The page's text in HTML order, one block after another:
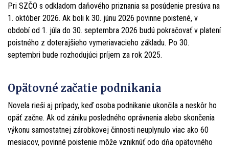
Pri SZČO s odkladom daňového priznania sa posúdenie presúva na
1. október 2026. Ak boli k 30. júnu 2026 povinne poistené, v
období od 1. júla do 30. septembra 2026 budú pokračovať v platení
poistného z doterajšieho vymeriavacieho základu. Po 30.
septembri bude rozhodujúci príjem za rok 2025.
Opätovné začatie podnikania
Novela rieši aj prípady, keď osoba podnikanie ukončila a neskôr ho
opäť začne. Ak od zániku posledného oprávnenia alebo skončenia
výkonu samostatnej zárobkovej činnosti neuplynulo viac ako 60
mesiacov, povinné poistenie môže vzniknúť odo dňa opätovného